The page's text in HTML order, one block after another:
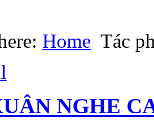
Home Tác
NGHE